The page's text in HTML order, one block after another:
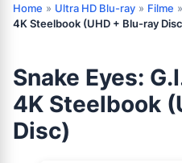
Home » Ultra HD Blu-ray » Filme »
4K Steelbook (UHD + Blu-ray
Snake Eyes:
4K Steelbook
Disc)